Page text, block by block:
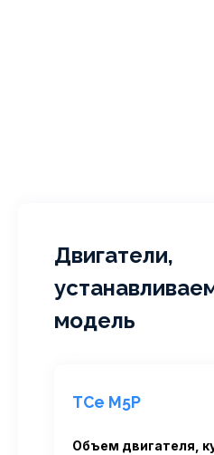
Двигатели,
модель
TCe M5P
Объем двигателя,